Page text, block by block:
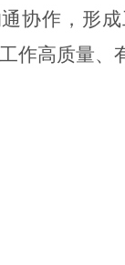
协作，形
工作高质量